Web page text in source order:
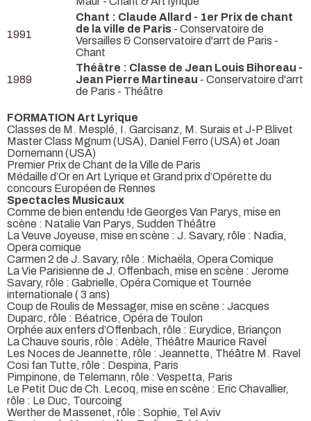
1991
Chant : Claude Allard - 1er Prix de chant
de la ville de Paris - Conservatoire de
Versailles & Conservatoire d'arrt de Paris -
Chant
1989
Théâtre : Classe de Jean Louis Bihoreau -
Jean Pierre Martineau - Conservatoire d'arrt
de Paris - Théâtre
FORMATION Art Lyrique
Classes de M. Mesplé, I. Garcisanz, M. Surais et J-P Blivet
Master Class Mgnum (USA), Daniel Ferro (USA) et Joan
Dornemann (USA)
Premier Prix de Chant de la Ville de Paris
Médaille d’Or en Art Lyrique et Grand prix d’Opérette du
concours Européen de Rennes
Spectacles Musicaux
Comme de bien entendu !de Georges Van Parys, mise en
scène : Natalie Van Parys, Sudden Théâtre
La Veuve Joyeuse, mise en scène : J. Savary, rôle : Nadia,
Opera comique
Carmen 2 de J. Savary, rôle : Michaëla, Opera Comique
La Vie Parisienne de J. Offenbach, mise en scène : Jerome
Savary, rôle : Gabrielle, Opéra Comique et Tournée
internationale ( 3 ans)
Coup de Roulis de Messager, mise en scène : Jacques
Duparc, rôle : Béatrice, Opéra de Toulon
Orphée aux enfers d’Offenbach, rôle : Eurydice, Briançon
La Chauve souris, rôle : Adèle, Théâtre Maurice Ravel
Les Noces de Jeannette, rôle : Jeannette, Théâtre M. Ravel
Cosi fan Tutte, rôle : Despina, Paris
Pimpinone, de Telemann, rôle : Vespetta, Paris
Le Petit Duc de Ch. Lecoq, mise en scène : Eric Chavallier,
rôle : Le Duc, Tourcoing
Werther de Massenet, rôle : Sophie, Tel Aviv